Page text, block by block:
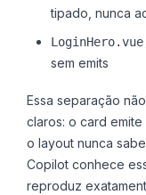
tipado, nunca
sem emits
Essa separação
claros: o card emite
o layout nunca
Copilot conhece
reproduz